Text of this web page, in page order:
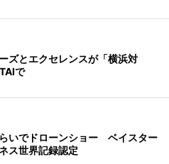
ズとエクセレンスが「横浜対
で
いでドローンショー ベイスター
ス世界記録認定